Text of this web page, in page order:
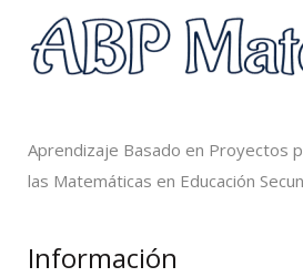
Aprendizaje Basado en Proyectos
las Matemáticas en Educación
Información